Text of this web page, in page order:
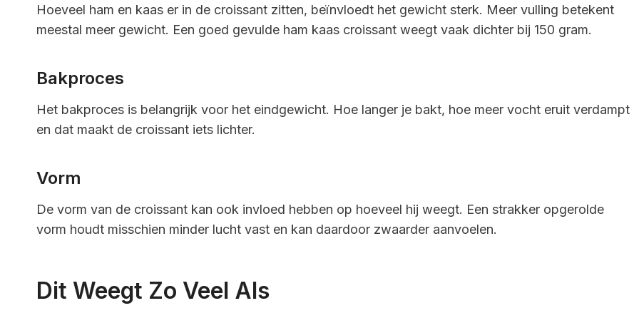
Hoeveel ham en kaas er in de croissant zitten, beïnvloedt het gewicht sterk. Meer vulling betekent
meestal meer gewicht. Een goed gevulde ham kaas croissant weegt vaak dichter bij 150 gram.
Bakproces
Het bakproces is belangrijk voor het eindgewicht. Hoe langer je bakt, hoe meer vocht eruit verdampt
en dat maakt de croissant iets lichter.
Vorm
De vorm van de croissant kan ook invloed hebben op hoeveel hij weegt. Een strakker opgerolde
vorm houdt misschien minder lucht vast en kan daardoor zwaarder aanvoelen.
Dit Weegt Zo Veel Als